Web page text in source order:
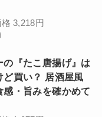
3,218円
の『たこ唐揚げ』は
ど買い？ 居酒屋風
感・旨みを確かめて